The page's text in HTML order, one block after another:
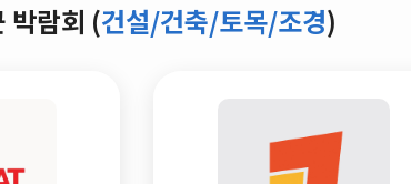
박람회 (건설/건축/토목/조경)